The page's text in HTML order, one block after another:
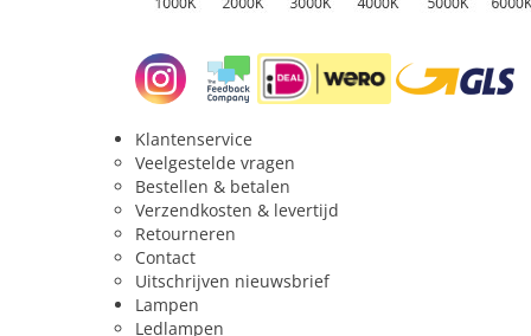
Levensduur
Levensduur L90
15000 u
Levensduur L70
Energielabel
Energie
Te vervangen vermogen (Watt)
Vermogen (Watt)
Klantenservice
Veelgestelde vragen
Bestellen & betalen
Verzendkosten & levertijd
Retourneren
Contact
Uitschrijven nieuwsbrief
Lampen
Ledlampen